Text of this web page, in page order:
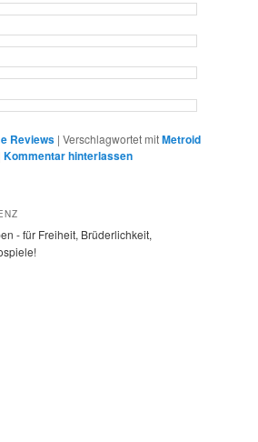
Reviews |Verschlagwortet mitMetroid
|Kommentar hinterlassen